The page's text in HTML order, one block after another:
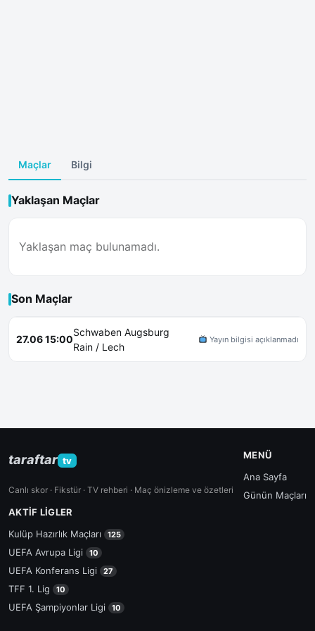
Maçlar Bilgi
Yaklaşan Maçlar
Yaklaşan maç bulunamadı.
Son Maçlar
27.06 15:00
Schwaben Augsburg
Rain / Lech
Yayın bilgisi açıklanmadı
taraftar tv
Canlı skor · Fikstür · TV rehberi · Maç önizleme ve özetleri
MENÜ
Ana Sayfa
Günün Maçları
AKTIF LIGLER
Kulüp Hazırlık Maçları
125
UEFA Avrupa Ligi 10
UEFA Konferans Ligi 27
TFF 1. Lig 10
UEFA Şampiyonlar Ligi 10